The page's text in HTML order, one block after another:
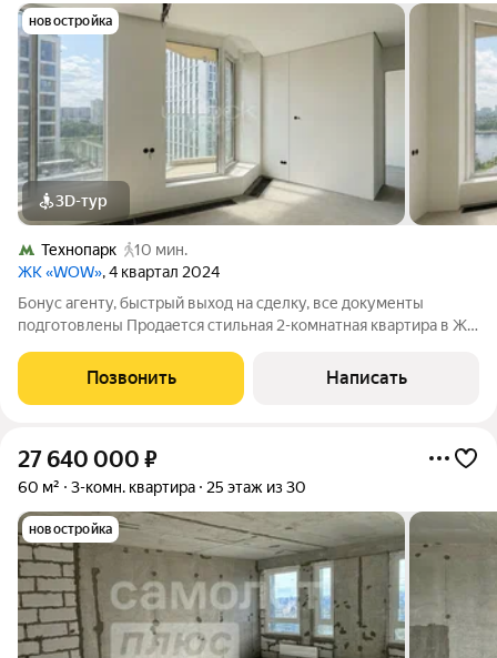
новостройка
3D-тур
Технопарк
10 мин.
ЖК «WOW», 4 квартал 2024
Бонус агенту, быстрый выход на сделку, все документы
подготовлены Продается стильная 2-комнатная квартира в ЖК
жилом комплекте: - Просторная 2-комнатная квартира
площадью 67,2 м с продуманной
Позвонить Написать
27 640 000 ₽
60 м² 3-комн. квартира 25 этаж из 30
новостройка